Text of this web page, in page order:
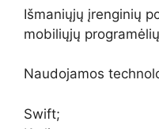
Išmaniųjų įrenginių
mobiliųjų
Naudojamos
Swift;